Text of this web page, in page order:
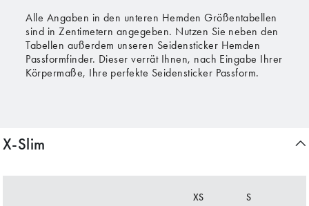
Alle Angaben in den unteren Hemden Größentabellen
sind in Zentimetern angegeben. Nutzen Sie neben den
Tabellen außerdem unseren Seidensticker Hemden
Passformfinder. Dieser verrät Ihnen, nach Eingabe Ihrer
Körpermaße, Ihre perfekte Seidensticker Passform.
X-Slim
XS S